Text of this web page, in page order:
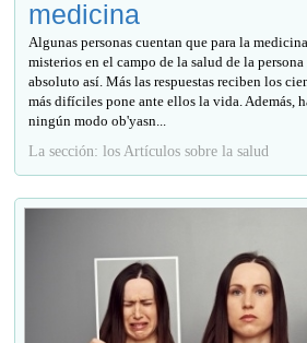
medicina
Algunas personas cuentan que para la
misterios en el campo de la salud de la
absoluto así. Más las respuestas reciben los
más difíciles pone ante ellos la vida. Además,
ningún modo ob'yasn...
La sección: los Artículos sobre la salud